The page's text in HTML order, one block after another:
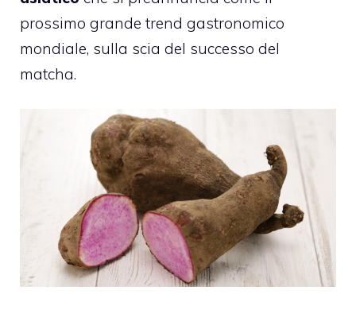
prossimo grande trend gastronomico
mondiale, sulla scia del successo del
matcha.